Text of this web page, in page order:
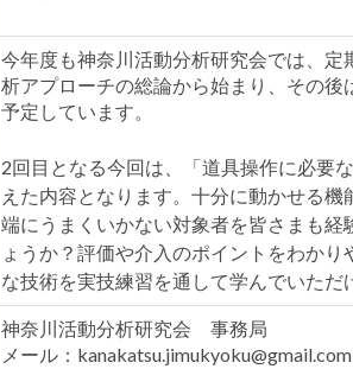
今年度も神奈川活動分析研究会では、
析アプローチの総論から始まり、その
予定しています。
2回目となる今回は、「道具操作に必要
えた内容となります。十分に動かせる
端にうまくいかない対象者を皆さまも
ょうか？評価や介入のポイントをわか
な技術を実技練習を通して学んでいただ
神奈川活動分析研究会 事務局
メール：kanakatsu.jimukyoku@gmail.com